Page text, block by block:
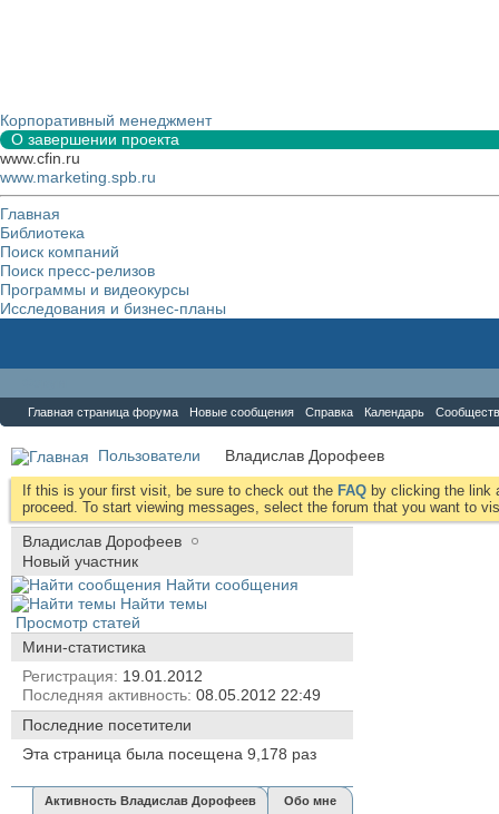
Корпоративный менеджмент
О завершении проекта
www.cfin.ru
www.marketing.spb.ru
Главная
Библиотека
Поиск компаний
Поиск пресс-релизов
Программы и видеокурсы
Исследования и бизнес-планы
Главная страница форума Новые сообщения Справка Календарь
Пользователи Владислав Дорофеев
If this is your first visit, be sure to check out the FAQ by clicking the link
proceed. To start viewing messages, select the forum that you want to
Владислав Дорофеев
Новый участник
Найти сообщения
Найти темы
Просмотр статей
Мини-статистика
Регистрация
19.01.2012
Последняя активность 08.05.2012 22:49
Последние посетители
Эта страница была посещена 9,178 раз
Активность Владислав Дорофеев Обо мне